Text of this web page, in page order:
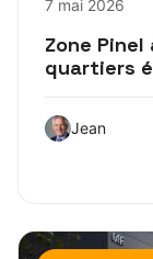
7 mai 2026
Zone
quartiers
Jean